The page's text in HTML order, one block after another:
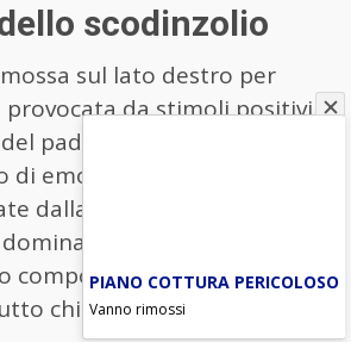
scodinzolio
sul lato destro per
provocata da stimoli positivi
padrone) e sul lato
di emozioni negative (come
dalla vista di un cane
Come si sia
comportamento, però, non
chiaro.
PIANO COTTURA PERICOLOSO
Vanno rimossi